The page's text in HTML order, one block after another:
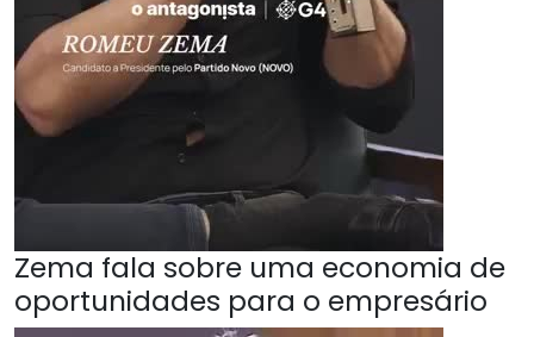
Zema fala sobre uma economia de
oportunidades para o empresário